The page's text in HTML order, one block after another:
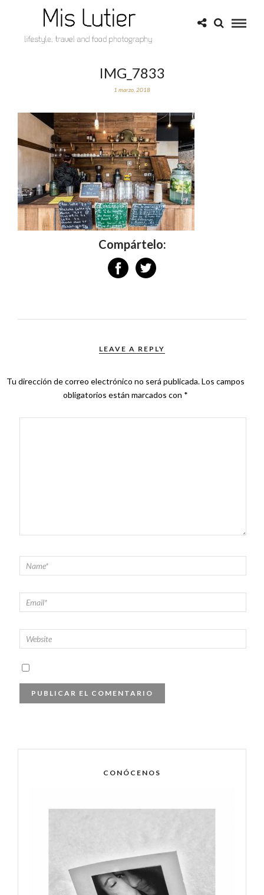
IMG_7833
1 marzo, 2018
Compártelo:
LEAVE A REPLY
Tu dirección de correo electrónico no será publicada.Los campos
obligatorios están marcados con *
CONÓCENOS